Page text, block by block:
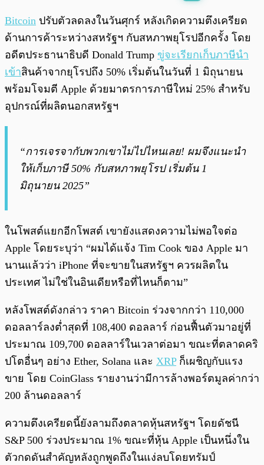
พร้อมเล่น 0:00 0:00
Bitcoin ปรับตัวลดลงในวันศุกร์ หลังเกิดความตึงเครียด
ด้านการค้าระหว่างสหรัฐฯ กับสหภาพยุโรปอีกครั้ง โดย
อดีตประธานาธิบดี Donald Trump ขู่จะเรียกเก็บภาษีนำ
เข้าสินค้าจากยุโรปถึง 50% เริ่มต้นในวันที่ 1 มิถุนายน
พร้อมโจมตี Apple ด้วยมาตรการภาษีใหม่ 25% สำหรับ
อุปกรณ์ที่ผลิตนอกสหรัฐฯ
“การเจรจากับพวกเขาไม่ไปไหนเลย! ผมจึงแนะนำ
ให้เก็บภาษี 50% กับสหภาพยุโรป เริ่มต้น 1
มิถุนายน 2025”
ในโพสต์แยกอีกโพสต์ เขายังแสดงความไม่พอใจต่อ
Apple โดยระบุว่า “ผมได้แจ้ง Tim Cook ของ Apple มา
นานแล้วว่า iPhone ที่จะขายในสหรัฐฯ ควรผลิตใน
ประเทศ ไม่ใช่ในอินเดียหรือที่ไหนก็ตาม”
หลังโพสต์ดังกล่าว ราคา Bitcoin ร่วงจากกว่า 110,000
ดอลลาร์ลงต่ำสุดที่ 108,400 ดอลลาร์ ก่อนฟื้นตัวมาอยู่ที่
ประมาณ 109,700 ดอลลาร์ในเวลาต่อมา ขณะที่ตลาดคริ
ปโตอื่นๆ อย่าง Ether, Solana และ XRPก็เผชิญกับแรง
ขาย โดย CoinGlass รายงานว่ามีการล้างพอร์ตมูลค่ากว่า
200 ล้านดอลลาร์
ความตึงเครียดนี้ยังลามถึงตลาดหุ้นสหรัฐฯ โดยดัชนี
S&P 500 ร่วงประมาณ 1% ขณะที่หุ้น Apple เป็นหนึ่งใน
ตัวกดดันสำคัญหลังถูกพูดถึงในแง่ลบโดยทรัมป์